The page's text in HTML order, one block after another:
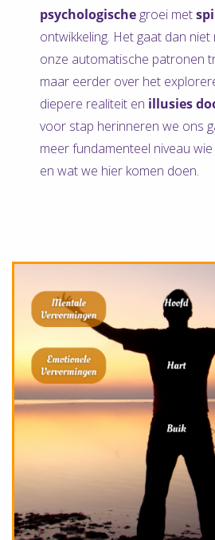
psychologische groei met
ontwikkeling. Het gaat dan
onze automatische patronen
maar eerder over het
diepere realiteit en illusies
voor stap herinneren we ons
meer fundamenteel niveau
en wat we hier komen doen.